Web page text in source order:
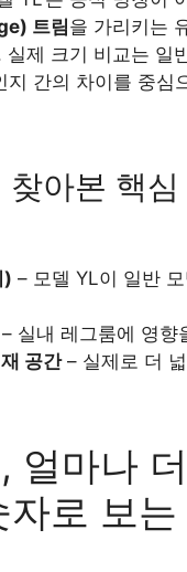
트림을 가리키는
실제 크기 비교는 일
지 간의 차이를 중심
찾아본 핵
) – 모델 YL이 일반
– 실내 레그룸에 영향
공간– 실제로 더
얼마나
자로 보는